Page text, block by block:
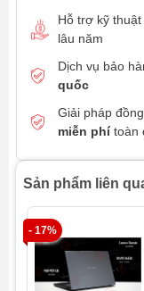
Hỗ trợ kỹ thuật
lâu năm
Dịch vụ bảo
quốc
Giải pháp
miễn phítoàn
Sản phẩm liên
- 17%